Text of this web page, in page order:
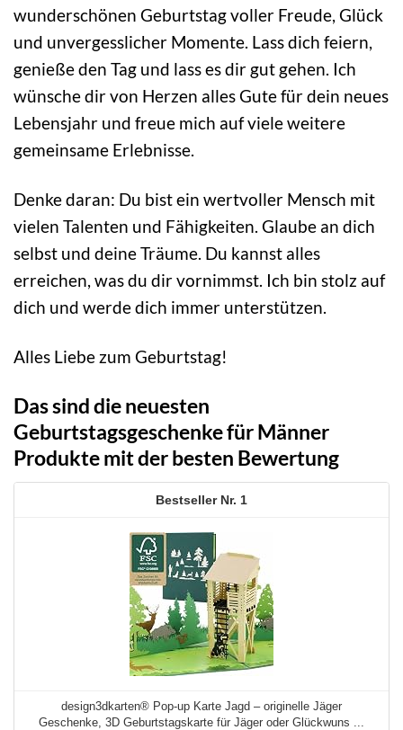
wunderschönen Geburtstag voller Freude, Glück
und unvergesslicher Momente. Lass dich feiern,
genieße den Tag und lass es dir gut gehen. Ich
wünsche dir von Herzen alles Gute für dein neues
Lebensjahr und freue mich auf viele weitere
gemeinsame Erlebnisse.
Denke daran: Du bist ein wertvoller Mensch mit
vielen Talenten und Fähigkeiten. Glaube an dich
selbst und deine Träume. Du kannst alles
erreichen, was du dir vornimmst. Ich bin stolz auf
dich und werde dich immer unterstützen.
Alles Liebe zum Geburtstag!
Das sind die neuesten
Geburtstagsgeschenke für Männer
Produkte mit der besten Bewertung
1
design3dkarten® Pop-up Karte Jagd – originelle Jäger
Geschenke, 3D Geburtstagskarte für Jäger oder Glückwuns ...